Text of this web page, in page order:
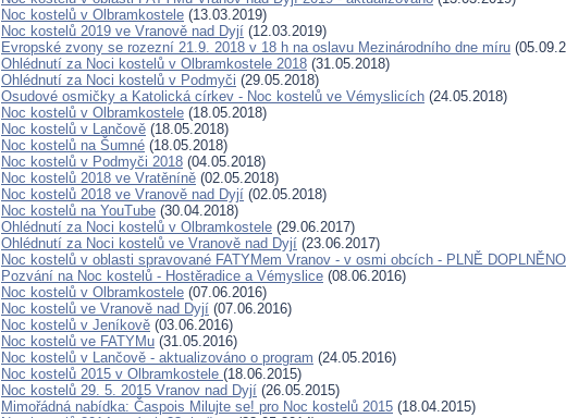
Noc kostelů v Olbramkostele (13.03.2019)
Noc kostelů 2019 ve Vranově nad Dyjí (12.03.2019)
Evropské zvony se rozezní 21.9. 2018 v 18 h na oslavu Mezinárodního dne míru
Ohlédnutí za Noci kostelů v Olbramkostele 2018 (31.05.2018)
Ohlédnutí za Noci kostelů v Podmyči (29.05.2018)
Osudové osmičky a Katolická církev - Noc kostelů ve Vémyslicích (24.05.2018)
Noc kostelů v Olbramkostele (18.05.2018)
Noc kostelů v Lančově (18.05.2018)
Noc kostelů na Šumné (18.05.2018)
Noc kostelů v Podmyči 2018 (04.05.2018)
Noc kostelů 2018 ve Vratěníně (02.05.2018)
Noc kostelů 2018 ve Vranově nad Dyjí (02.05.2018)
Noc kostelů na YouTube (30.04.2018)
Ohlédnutí za Noci kostelů v Olbramkostele (29.06.2017)
Ohlédnutí za Noci kostelů ve Vranově nad Dyjí (23.06.2017)
Noc kostelů v oblasti spravované FATYMem Vranov - v osmi obcích - PLNĚ DOPLNĚNO
Pozvání na Noc kostelů - Hostěradice a Vémyslice (08.06.2016)
Noc kostelů v Olbramkostele (07.06.2016)
Noc kostelů ve Vranově nad Dyjí (07.06.2016)
Noc kostelů v Jeníkově (03.06.2016)
Noc kostelů ve FATYMu (31.05.2016)
Noc kostelů v Lančově - aktualizováno o program (24.05.2016)
Noc kostelů 2015 v Olbramkostele (18.06.2015)
Noc kostelů 29. 5. 2015 Vranov nad Dyjí (26.05.2015)
Mimořádná nabídka: Časpois Milujte se! pro Noc kostelů 2015 (18.04.2015)